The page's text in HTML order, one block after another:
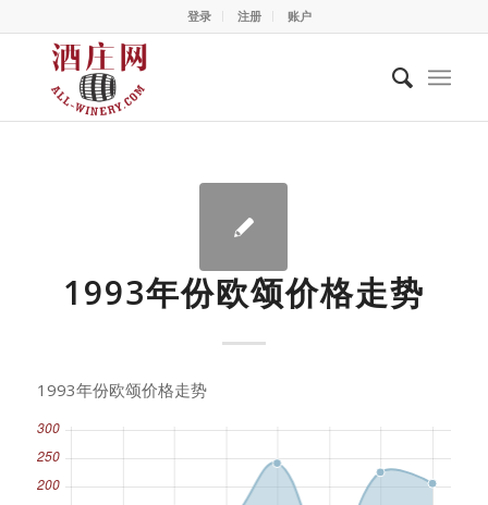
登录 注册 账户
1993年份欧颂价格走势
1993年份欧颂价格走势